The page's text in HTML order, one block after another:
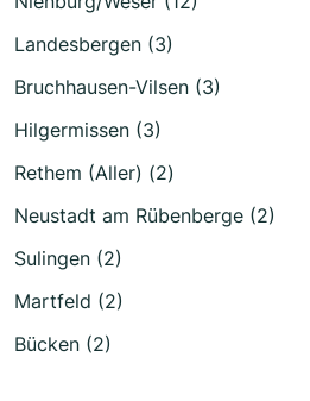
Landesbergen (3)
Bruchhausen-Vilsen (3)
Hilgermissen (3)
Rethem (Aller) (2)
Neustadt am Rübenberge (2)
Sulingen (2)
Martfeld (2)
Bücken (2)